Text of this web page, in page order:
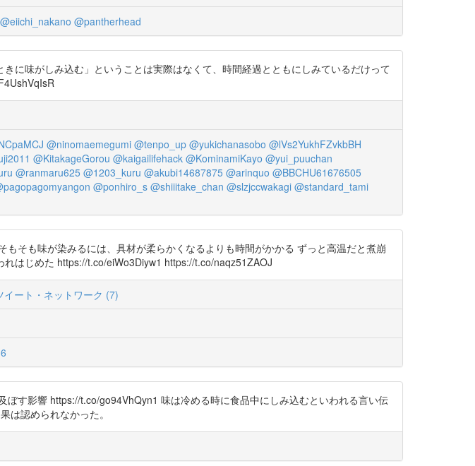
@eiichi_nakano @pantherhead
に味がしみ込む」ということは実際はなくて、時間経過とともにしみているだけって
@ninomaemegumi @tenpo_up @yukichanasobo @lVs2YukhFZvkbBH
@KitakageGorou @kaigailifehack @KominamiKayo @yui_puuchan
@ranmaru625 @1203_kuru @akubi14687875 @arinquo @BBCHU61676505
@ponhiro_s @shiiitake_chan @slzjccwakagi @standard_tami
そも味が染みるには、具材が柔らかくなるよりも時間がかかる ずっと高温だと煮崩
はじめた https://t.co/eiWo3Diyw1 https://t.co/naqz51ZAOJ
イート・ネットワーク (7)
ぼす影響 https://t.co/go94VhQyn1 味は冷める時に食品中にしみ込むといわれる言い伝
は認められなかった。